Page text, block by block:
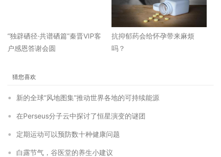
“独辟硒径·共谱硒篇”秦晋VIP客
户感恩答谢会圆
抗抑郁药会给怀孕带来麻烦
吗？
猜您喜欢
新的全球“风地图集”推动世界各地的可持续能源
在Perseus分子云中探讨了恒星演变的谜团
定期运动可以预防数十种健康问题
白露节气，谷医堂的养生小建议